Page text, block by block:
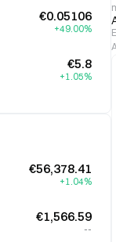
€0.05106
+49.00%
€5.8
+1.05%
€56,378.41
+1.04%
€1,566.59
--